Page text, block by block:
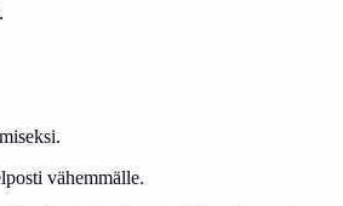
vähemmälle.